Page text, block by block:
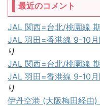
最近のコメント
JAL 関西=台北/桃園線
JAL 羽田=香港線 9-10
り
JAL 関西=台北/桃園線
JAL 羽田=香港線 9-10
り
伊丹空港 (大阪梅田経由